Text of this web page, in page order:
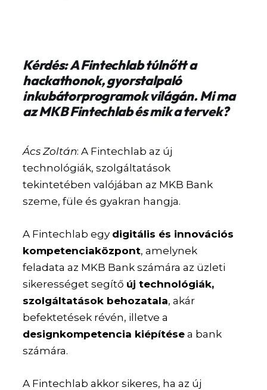
Kérdés: A Fintechlab túlnőtt a
hackathonok, gyorstalpaló
inkubátorprogramok világán. Mi ma
az MKB Fintechlab és mik a tervek?
Ács Zoltán: A Fintechlab az új
technológiák, szolgáltatások
tekintetében valójában az MKB Bank
szeme, füle és gyakran hangja.
A Fintechlab egy digitális és innovációs
kompetenciaközpont, amelynek
feladata az MKB Bank számára az üzleti
sikerességet segítő új technológiák,
szolgáltatások behozatala, akár
befektetések révén, illetve a
designkompetencia kiépítése a bank
számára.
A Fintechlab akkor sikeres, ha az új